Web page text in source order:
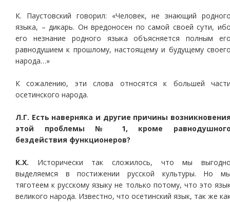
К. Паустовский говорил: «Человек, не знающий
языка, – дикарь. Он вредоносен по самой своей сути,
его незнание родного языка объясняется полным
равнодушием к прошлому, настоящему и будущему
народа…»
К сожалению, эти слова относятся к большей
осетинского народа.
Л.Г. Есть наверняка и другие причины
этой проблемы № 1, кроме
бездействия функционеров?
К.Х. Исторически так сложилось, что мы
выделяемся в постижении русской культуры. Но
тяготеем к русскому языку не только потому, что это
великого народа. Известно, что осетинский язык, так же